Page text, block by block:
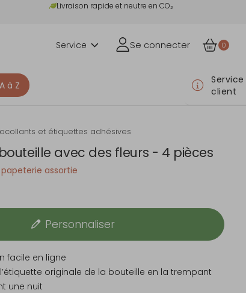
Livraison rapide et neutre en CO₂
Service Se connecter 0
à Z
Service
client
et étiquettes adhésives
avec des fleurs - 4 pièces
assortie
Personnaliser
facile en ligne
originale de la bouteille en la trempant
une nuit